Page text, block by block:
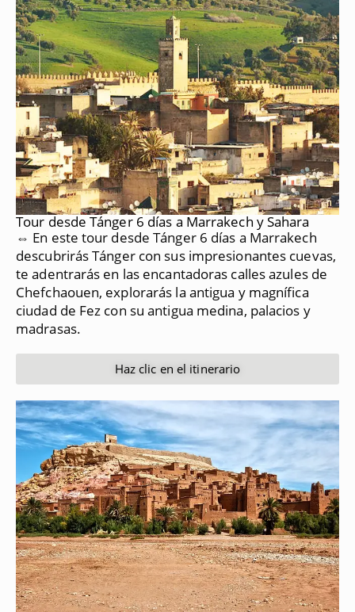
Tour desde Tánger 6 días a Marrakech y Sahara
⇔ En este tour desde Tánger 6 días a Marrakech
descubrirás Tánger con sus impresionantes cuevas,
te adentrarás en las encantadoras calles azules de
Chefchaouen, explorarás la antigua y magnífica
ciudad de Fez con su antigua medina, palacios y
madrasas.
Haz clic en el itinerario